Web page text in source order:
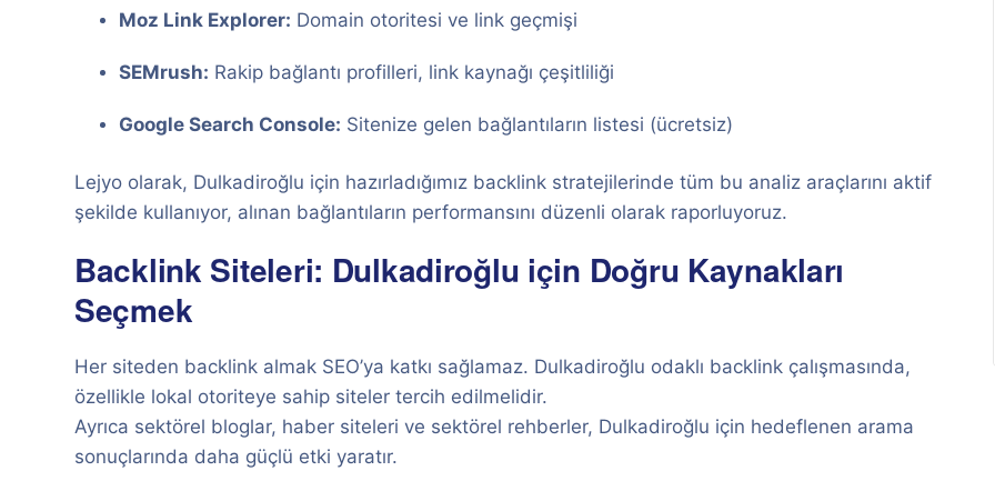
Moz Link Explorer: Domain otoritesi ve link geçmişi
SEMrush: Rakip bağlantı profilleri, link kaynağı çeşitliliği
Google Search Console: Sitenize gelen bağlantıların listesi (ücretsiz)
Lejyo olarak, Dulkadiroğlu için hazırladığımız backlink stratejilerinde tüm bu analiz araçlarını aktif
şekilde kullanıyor, alınan bağlantıların performansını düzenli olarak raporluyoruz.
Backlink Siteleri: Dulkadiroğlu için Doğru Kaynakları
Seçmek
Her siteden backlink almak SEO’ya katkı sağlamaz. Dulkadiroğlu odaklı backlink çalışmasında,
özellikle lokal otoriteye sahip siteler tercih edilmelidir.
Ayrıca sektörel bloglar, haber siteleri ve sektörel rehberler, Dulkadiroğlu için hedeflenen arama
sonuçlarında daha güçlü etki yaratır.